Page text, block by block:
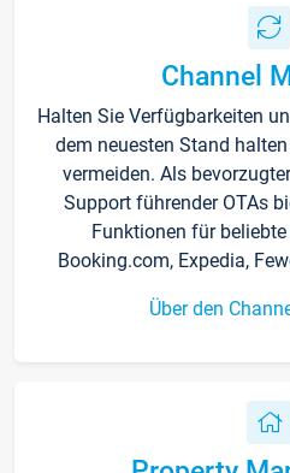
Channel
Halten Sie Verfügbarkeiten
dem neuesten Stand
vermeiden. Als
Support führender OTAs
Funktionen für
Booking.com, Expedia,
Über den